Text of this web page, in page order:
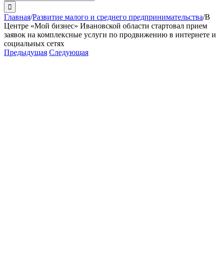
поиска:
Главная/Развитие малого и среднего предпринимательства/В
Центре «Мой бизнес» Ивановской области стартовал прием
заявок на комплексные услуги по продвижению в интернете и
социальных сетях
Предыдущая Следующая